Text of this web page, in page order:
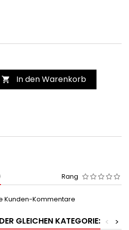
 In den Warenkorb
Rang
Kunden-Kommentare
GLEICHEN KATEGORIE: >
<